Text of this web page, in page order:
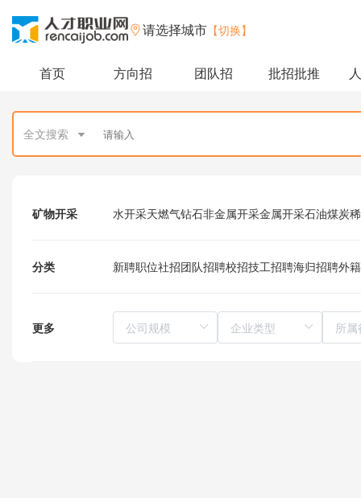
请选择城市 【切换】
首页 方向招 团队招 批招批推
全文搜索
矿物开采 水开采天燃气钻石非金属开采金属开采石油煤炭
分类 新聘职位社招团队招聘校招技工招聘海归招聘外
更多 所